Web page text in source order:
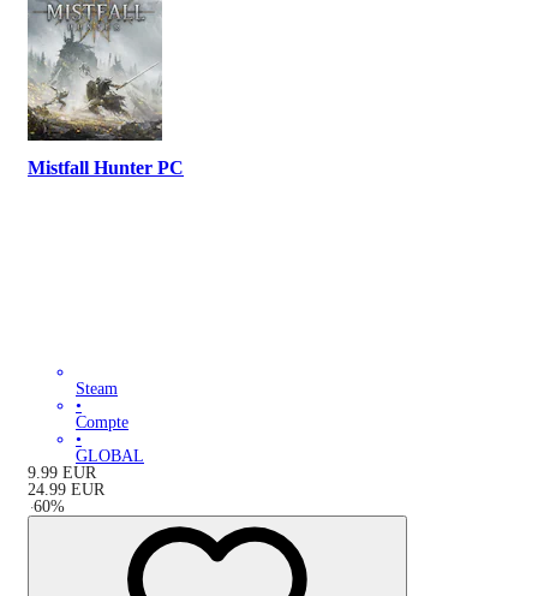
Mistfall Hunter PC
Steam
•
Compte
•
GLOBAL
9.99 EUR
24.99 EUR
-60%